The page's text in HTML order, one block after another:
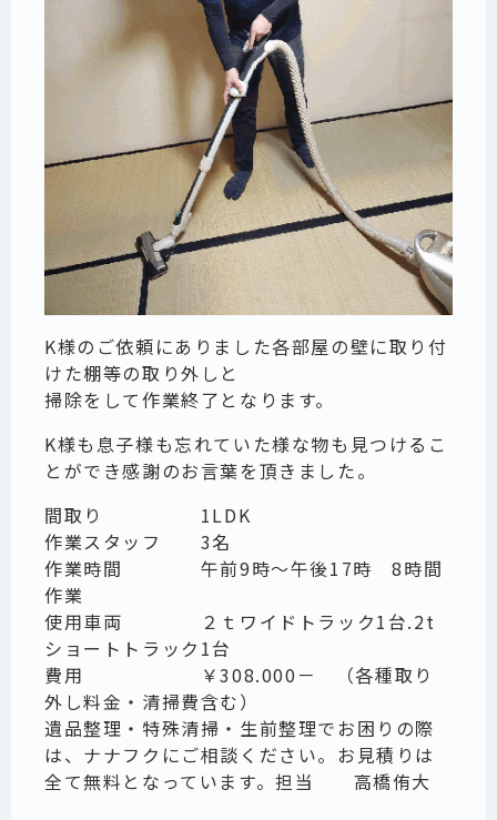
K様のご依頼にありました各部屋の壁に取り付
けた棚等の取り外しと
掃除をして作業終了となります。
K様も息子様も忘れていた様な物も見つけるこ
とができ感謝のお言葉を頂きました。
間取り 1LDK
作業スタッフ 3名
作業時間 午前9時～午後17時 8時間
作業
使用車両 ２ｔワイドトラック1台.2t
ショートトラック1台
費用 ￥308.000－ （各種取り
外し料金・清掃費含む）
遺品整理・特殊清掃・生前整理でお困りの際
は、ナナフクにご相談ください。お見積りは
全て無料となっています。担当 高橋侑大